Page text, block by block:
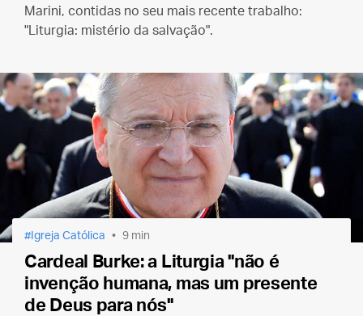
Marini, contidas no seu mais recente trabalho:
"Liturgia: mistério da salvação".
Igreja Católica 9 min
Cardeal Burke: a Liturgia "não é
invenção humana, mas um presente
de Deus para nós"